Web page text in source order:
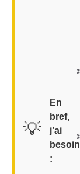
💡
En
bref,
j’ai
besoin
: